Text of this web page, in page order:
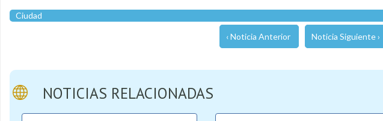
Ciudad
‹ Noticia Anterior Noticia Siguiente ›
NOTICIAS RELACIONADAS